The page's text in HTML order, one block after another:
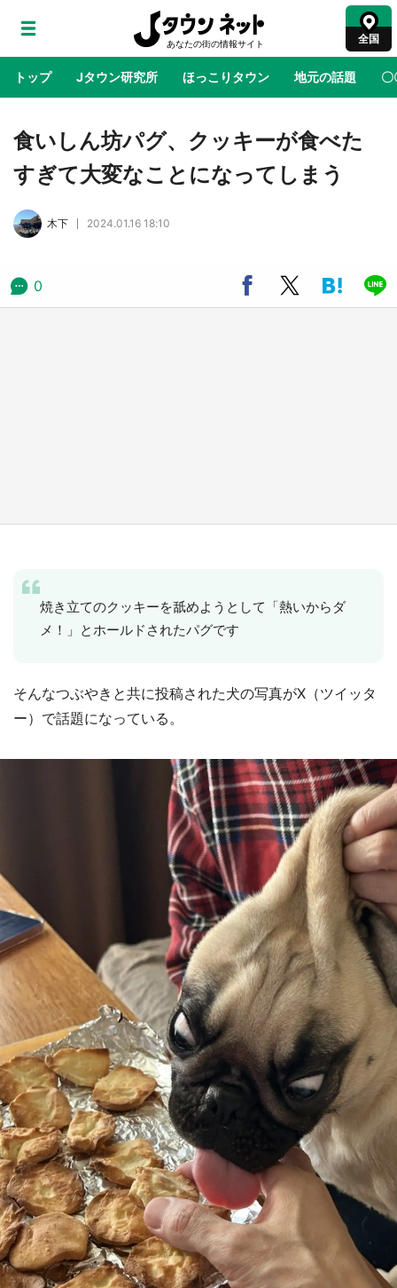
全国
トップ Jタウン研究所 ほっこりタウン 地元の話題 〇
地域×二次元 絶景 あの時はありがとう 物語がはじ
公式プロモ動画で「聖地」が生産されてます
『薬屋のひとりごと』の〝舞〟の世界に入り込
む 六本木ヒルズ展望台でコラボ、本邦初公開
食いしん坊パグ、クッキーが食べた
すぎて大変なことになってしまう
木下 2024.01.16 18:10
0
焼き立てのクッキーを舐めようとして「熱いからダ
メ！」とホールドされたパグです
そんなつぶやきと共に投稿された犬の写真がX（ツイッタ
ー）で話題になっている。